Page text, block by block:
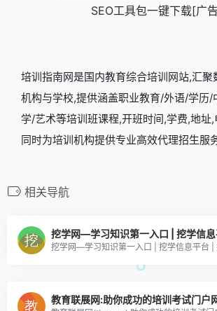
SEO工具包一键下载[广
培训指南网是国内教育综合培训网站,汇聚
机构与学校,提供涵盖职业教育/外语/学历/
学/艺术等培训班课程,开班时间,学费,地址
同时为培训机构提供专业高效代理招生服
相关导航
挖学网—学习知识第一入口 | 挖学信息平台 |
教育联展网:助你成功的培训考试门户